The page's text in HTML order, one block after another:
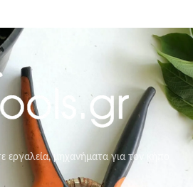
εργαλεία, μηχανήματα για τον κήπο